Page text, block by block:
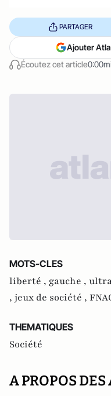
Écoutez cet article
PARTAGER
Ajouter
MOTS-CLES
liberté , gauche ,
, jeux de société ,
THEMATIQUES
Société
A PROPOS